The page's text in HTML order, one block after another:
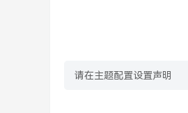
请在主题配置设置声明